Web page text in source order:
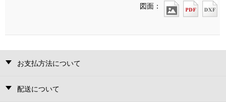
図面：
お支払方法について
配送について